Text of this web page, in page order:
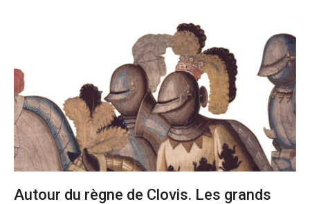
Autour du règne de Clovis. Les grands